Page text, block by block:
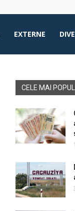
EXTERNE
CELE MAI